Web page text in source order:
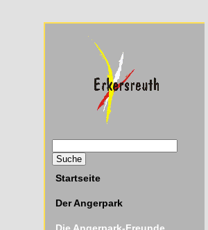
Startseite
Der Angerpark